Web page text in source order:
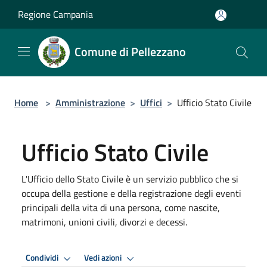
Regione Campania
Comune di Pellezzano
Home > Amministrazione > Uffici > Ufficio Stato Civile
Ufficio Stato Civile
L'Ufficio dello Stato Civile è un servizio pubblico che si
occupa della gestione e della registrazione degli eventi
principali della vita di una persona, come nascite,
matrimoni, unioni civili, divorzi e decessi.
Condividi Vedi azioni